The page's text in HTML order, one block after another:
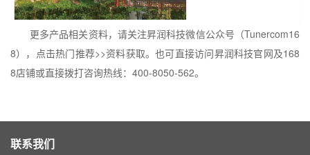
更多产品相关资料，请关注昇润科技微信公众号（Tunercom16
8），点击热门推荐>>资料获取。也可直接访问昇润科技官网及168
8店铺或直接拨打咨询热线： 400-8050-562。
联系我们